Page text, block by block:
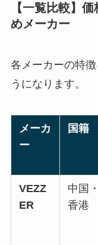
【一覧比較】
めメーカー
各メーカーの特
うになります。
メーカ
ー
国籍
VEZZ
ER
中国・
香港